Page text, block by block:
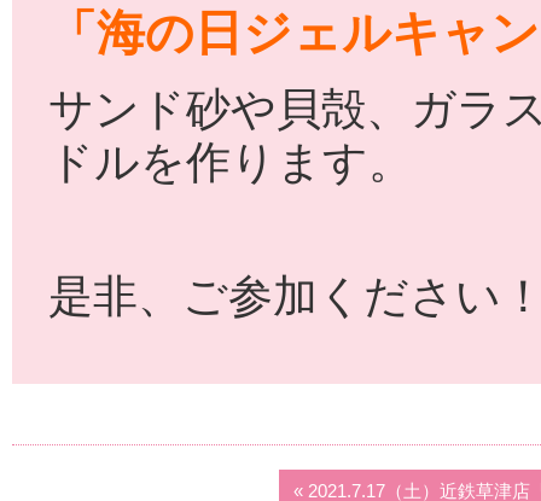
「海の日ジェルキャ
サンド砂や貝殻、ガラ
ドルを作ります。
是非、ご参加ください
« 2021.7.17（土）近鉄草津店